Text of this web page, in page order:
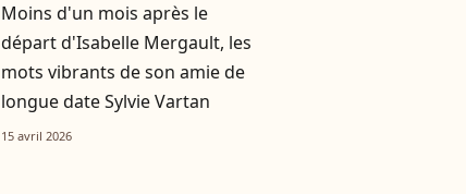
Moins d'un mois après le
départ d'Isabelle Mergault, les
mots vibrants de son amie de
longue date Sylvie Vartan
15 avril 2026